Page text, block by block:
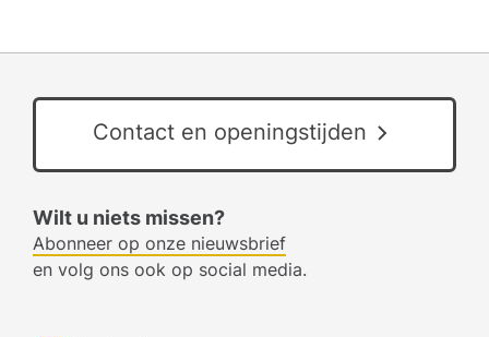
Contact en openingstijden
Wilt u niets missen?
Abonneer op onze nieuwsbrief
en volg ons ook op social media.